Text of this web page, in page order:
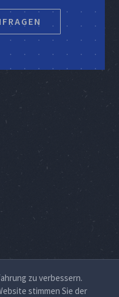
zu verbessern.
stimmen Sie der